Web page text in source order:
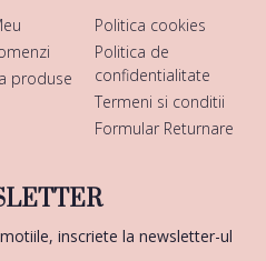
produse
Politica cookies
Politica de
confidentialitate
Termeni si conditii
Formular Returnare
inscriete la newsletter-ul